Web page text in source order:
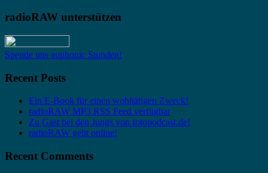
radioRAW unterstützen
Spende uns auphonic Stunden!
Recent Posts
Ein E-Book für einen wohltätigen Zweck!
radioRAW MP3 RSS Feed verfügbar
Zu Gast bei den Jungs von fotopodcast.de!
radioRAW geht online!
Recent Comments